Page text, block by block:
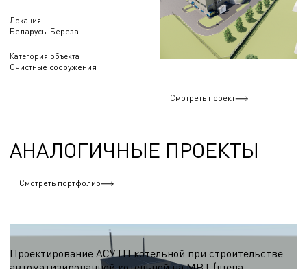
Локация
Беларусь, Береза
Категория объекта
Очистные сооружения
Смотреть проект
АНАЛОГИЧНЫЕ ПРОЕКТЫ
Смотреть портфолио
АСУТП
Проектирование АСУТП котельной при строительстве